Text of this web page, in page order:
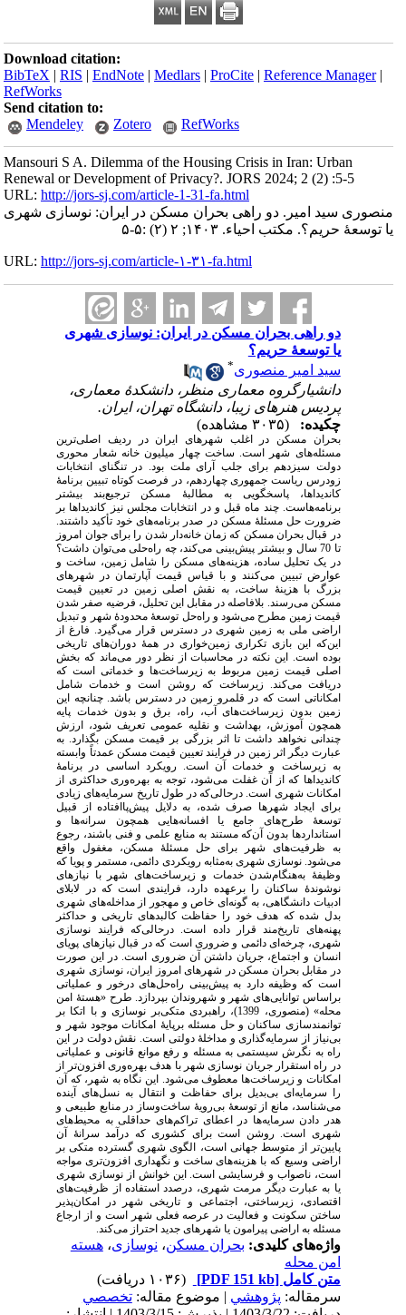
Download citation:
BibTeX|RIS|EndNote| Medlars| ProCite|Reference
RefWorks
Send citation to:
Mendeley
Zotero RefWorks
Mansouri S A. Dilemma of the Housing Crisis in Iran: Urban
Renewal or Development of Privacy?. JORS 2024; 2 (2) :5-5
URL:http://jors-sj.com/article-1-31-fa.html
سید امیر. دو راهی بحران مسکن در ایران: نوسازی شهری
حریم؟. مکتب احیاء. ۱۴۰۳; ۲ (۲) :۵-۵
URL:http://jors-sj.com/article-۱-۳۱-fa.html
دو راهی بحران مسکن در ایران: نوسازی شهری
یا توسعۀ حریم؟
سید امیر منصوری *
دانشیارگروه معماری منظر، دانشکدۀ معماری،
پردیس هنرهای زیبا، دانشگاه تهران، ایران.
(۳۰۳۵ مشاهده)
بحران مسکن در اغلب شهرهای ایران در ردیف اصلی‌ترین
مسئله‌های شهر است. ساخت چهار میلیون خانه شعار محوری
دولت سیزدهم برای جلب آرای ملت بود. در تنگنای انتخابات
زودرس ریاست جمهوری چهاردهم، در فرصت کوتاه تبیین برنامۀ
کاندیداها، پاسخگویی به مطالبۀ مسکن ترجیع‌بند بیشتر
برنامه‌هاست. چند ماه قبل و در انتخابات مجلس نیز کاندیداها بر
ضرورت حل مسئلۀ مسکن در صدر برنامه‌های خود تأکید داشتند.
در قبال بحران مسکن که زمان خانه‌دار شدن را برای جوان امروز
تا 70 سال و بیشتر پیش‌بینی می‌کند، چه راه‌حلی می‌توان داشت؟
در یک تحلیل ساده، هزینه‌های مسکن را شامل زمین، ساخت و
عوارض تبیین می‌کنند و با قیاس قیمت آپارتمان در شهرهای
بزرگ با هزینۀ ساخت، به نقش اصلی زمین در تعیین قیمت
مسکن می‌رسند. بلافاصله در مقابل این تحلیل، فرضیه صفر شدن
قیمت زمین مطرح می‌شود و راه‌حل توسعۀ محدودۀ شهر و تبدیل
اراضی ملی به زمین شهری در دسترس قرار می‌گیرد. فارغ از
این‌که این بازی تکراری زمین‌خواری در همۀ دوران‌های تاریخی
بوده است. این نکته در محاسبات از نظر دور می‌ماند که بخش
اصلی قیمت زمین مربوط به زیرساخت‌ها و خدماتی است که
دریافت می‌کند. زیرساخت‌ که روشن است و خدمات شامل
امکاناتی است که در قلمرو زمین در دسترس باشد. چنانچه این
زمین بدون زیرساخت‌های آب، راه، برق و بدون خدمات پایه
همچون آموزش، بهداشت و نقلیه عمومی تعریف شود، ارزش
چندانی نخواهد داشت تا اثر بزرگی بر قیمت مسکن بگذارد. به
عبارت دیگر اثر زمین در فرایند تعیین قیمت مسکن عمدتاً وابسته
به زیرساخت و خدمات آن است. رویکرد اساسی در برنامۀ
کاندیداها که از آن غفلت می‌شود، توجه به بهره‌وری حداکثری از
امکانات شهری است. درحالی‌که در طول تاریخ سرمایه‌های زیادی
برای ایجاد شهرها صرف شده، به دلایل پیش‌پا‌افتاده از قبیل
توسعۀ طرح‌های جامع یا افسانه‌هایی همچون سرانه‌ها و
استانداردها بدون آن‌که مستند به منابع علمی و فنی باشند، رجوع
به ظرفیت‌های شهر برای حل مسئلۀ مسکن، مغفول واقع
می‌شود. نوسازی شهری به‌مثابه رویکردی دائمی، مستمر و پویا که
وظیفۀ به‌هنگام‌شدن خدمات و زیرساخت‌های شهر با نیازهای
نوشوندۀ ساکنان را برعهده دارد، فرایندی است که در لابلای
ادبیات دانشگاهی، به‌ گونه‌ای خاص و مهجور از مداخله‌های شهری
بدل شده که هدف خود را حفاظت کالبدهای تاریخی و حداکثر
پهنه‌های تاریخ‌مند قرار داده است. در‌حالی‌که فرایند نوسازی
شهری، چرخه‌ای دائمی و ضروری است که در قبال نیازهای پویای
انسان و اجتماع، جریان داشتن آن ضروری است. در این صورت
در مقابل بحران مسکن در شهرهای امروز ایران، نوسازی شهری
است که وظیفه دارد به پیش‌بینی راه‌حل‌های درخور و عملیاتی
براساس توانایی‌های شهر و شهروندان بپردازد. طرح «هستۀ امن
محله» (منصوری، 1399)، راهبردی متکی‌بر نوسازی و با اتکا بر
توانمندسازی ساکنان و حل مسئله‌ بر‌پایۀ امکانات موجود شهر و
بی‌نیاز از سرمایه‌گذاری و مداخلۀ دولتی است. نقش دولت در این
راه به نگرش سیستمی به مسئله و رفع موانع قانونی و عملیاتی
در راه استقرار جریان نوسازی شهر با هدف بهره‌وری افزون‌تر از
امکانات و زیرساخت‌ها معطوف می‌شود. این نگاه به شهر، که آن
را سرمایه‌ای بی‌بدیل برای حفاظت و انتقال به نسل‌های آینده
می‌شناسد، مانع از توسعۀ بی‌رویۀ ساخت‌وساز در منابع طبیعی و
هدر دادن سرمایه‌ها در اعطای تراکم‌های حداقلی به محیط‌های
شهری است. روشن است برای کشوری که درآمد سرانۀ آن
پایین‌تر از متوسط جهانی است، الگوی شهری گسترده متکی ‌بر
اراضی وسیع که با هزینه‌های ساخت و نگهداری افزون‌تری مواجه
است، ناصواب و فرسایشی است. این خوانش از نوسازی شهری
یا به عبارت دیگر مرمت شهری، درصدد استفاده از ظرفیت‌های
اقتصادی، زیرساختی، اجتماعی و تاریخی شهر در امکان‌پذیر
ساختن سکونت و فعالیت در عرصه فعلی شهر است و از ارجاع
مسئله به اراضی پیرامون یا شهرهای جدید احتراز می‌کند.
واژه‌های کلیدی: بحران مسکن،نوسازی ،هسته
امن محله
متن کامل[PDF 151 kb]
(۱۰۳۶ دریافت)
سرمقاله:پژوهشي| موضوع مقاله:تخصصي